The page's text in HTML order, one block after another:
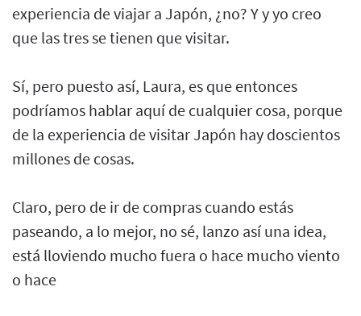
experiencia de viajar a Japón, ¿no? Y y yo creo
que las tres se tienen que visitar.
Sí, pero puesto así, Laura, es que entonces
podríamos hablar aquí de cualquier cosa, porque
de la experiencia de visitar Japón hay doscientos
millones de cosas.
Claro, pero de ir de compras cuando estás
paseando, a lo mejor, no sé, lanzo así una idea,
está lloviendo mucho fuera o hace mucho viento
o hace